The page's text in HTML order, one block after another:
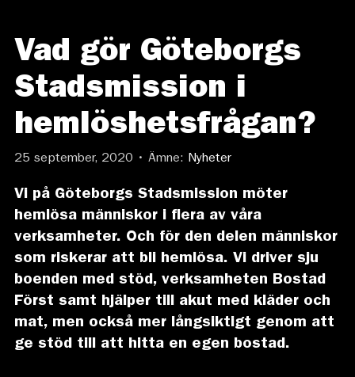
Vad gör Göteborgs
Stadsmission i
hemlöshetsfrågan?
25 september, 2020 • Ämne: Nyheter
Vi på Göteborgs Stadsmission möter
hemlösa människor i flera av våra
verksamheter. Och för den delen människor
som riskerar att bli hemlösa. Vi driver sju
boenden med stöd, verksamheten Bostad
Först samt hjälper till akut med kläder och
mat, men också mer långsiktigt genom att
ge stöd till att hitta en egen bostad.